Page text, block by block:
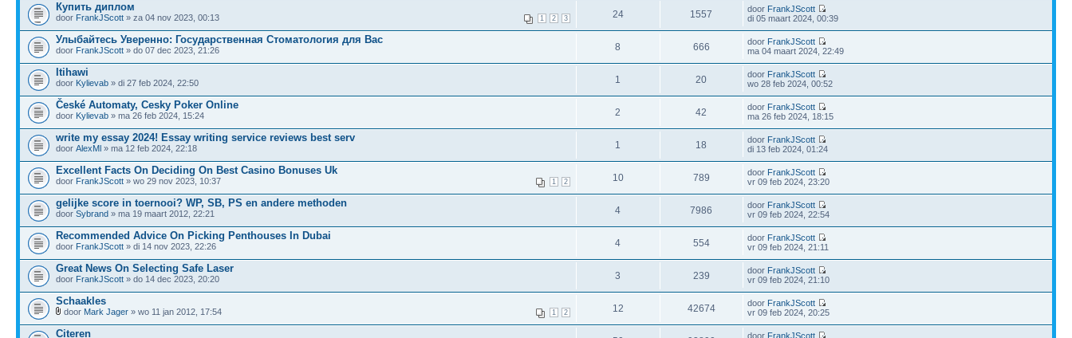
Купить диплом
1 2 3
door FrankJScott » za 04 nov 2023, 00:13 24 1557 door FrankJScott
di 05 maart 2024, 00:39
Улыбайтесь Уверенно: Государственная Стоматология для Вас
door FrankJScott » do 07 dec 2023, 21:26 8 666 door FrankJScott
ma 04 maart 2024, 22:49
Itihawi
door Kylievab » di 27 feb 2024, 22:50 1 20 door FrankJScott
wo 28 feb 2024, 00:52
České Automaty, Cesky Poker Online
door Kylievab » ma 26 feb 2024, 15:24 2 42 door FrankJScott
ma 26 feb 2024, 18:15
write my essay 2024! Essay writing service reviews best serv
door AlexMl » ma 12 feb 2024, 22:18 1 18 door FrankJScott
di 13 feb 2024, 01:24
Excellent Facts On Deciding On Best Casino Bonuses Uk
1 2
door FrankJScott » wo 29 nov 2023, 10:37 10 789 door FrankJScott
vr 09 feb 2024, 23:20
gelijke score in toernooi? WP, SB, PS en andere methoden
door Sybrand » ma 19 maart 2012, 22:21 4 7986 door FrankJScott
vr 09 feb 2024, 22:54
Recommended Advice On Picking Penthouses In Dubai
door FrankJScott » di 14 nov 2023, 22:26 4 554 door FrankJScott
vr 09 feb 2024, 21:11
Great News On Selecting Safe Laser
door FrankJScott » do 14 dec 2023, 20:20 3 239 door FrankJScott
vr 09 feb 2024, 21:10
Schaakles
1 2
door Mark Jager » wo 11 jan 2012, 17:54 12 42674 door FrankJScott
vr 09 feb 2024, 20:25
Citeren door FrankJScott